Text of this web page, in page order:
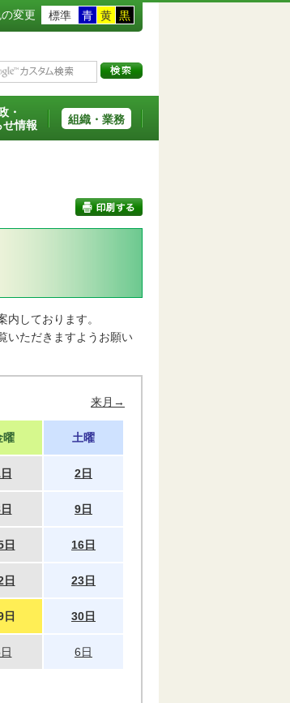
変更 標準 青 黄 黒
・
せ情報
組織・業務
しております。
いただきますようお願い
来月→
曜 土曜
2日
9日
日 16日
日 23日
日 30日
6日